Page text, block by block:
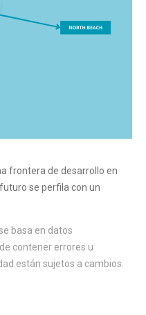
frontera de desarrollo en
se perfila con un
basa en datos
contener errores u
están sujetos a cambios.